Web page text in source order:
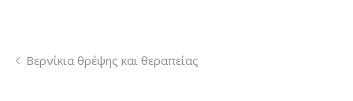
Βερνίκια θρέψης και θεραπείας